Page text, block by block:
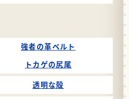
強者の革ベルト
トカゲの尻尾
透明な殻